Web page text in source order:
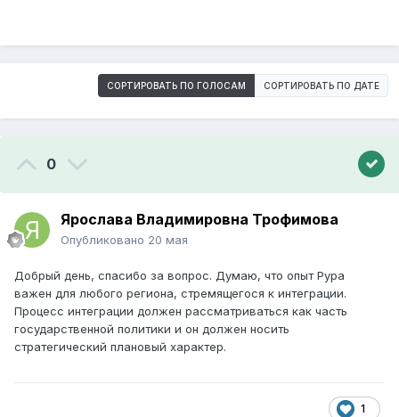
СОРТИРОВАТЬ ПО ГОЛОСАМ СОРТИРОВАТЬ ПО ДАТЕ
0
Ярослава Владимировна Трофимова
Опубликовано 20 мая
Добрый день, спасибо за вопрос. Думаю, что опыт Рура
важен для любого региона, стремящегося к интеграции.
Процесс интеграции должен рассматриваться как часть
государственной политики и он должен носить
стратегический плановый характер.
1